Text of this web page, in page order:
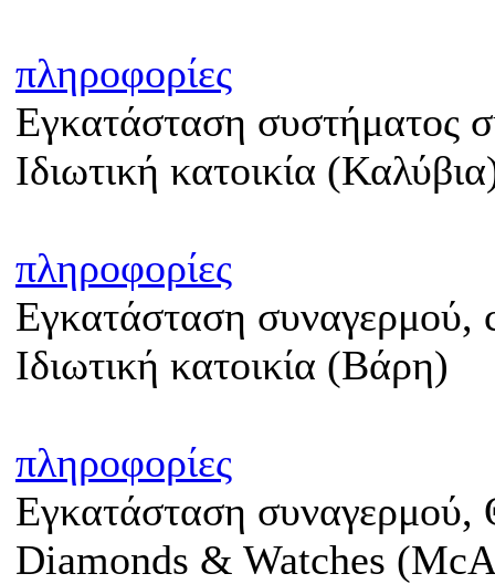
πληροφορίες
Εγκατάσταση συστήματος
Ιδιωτική κατοικία
πληροφορίες
Εγκατάσταση συναγερμού,
Ιδιωτική κατοικία (Βάρη)
πληροφορίες
Εγκατάσταση συναγερμού,
Diamonds & Watches